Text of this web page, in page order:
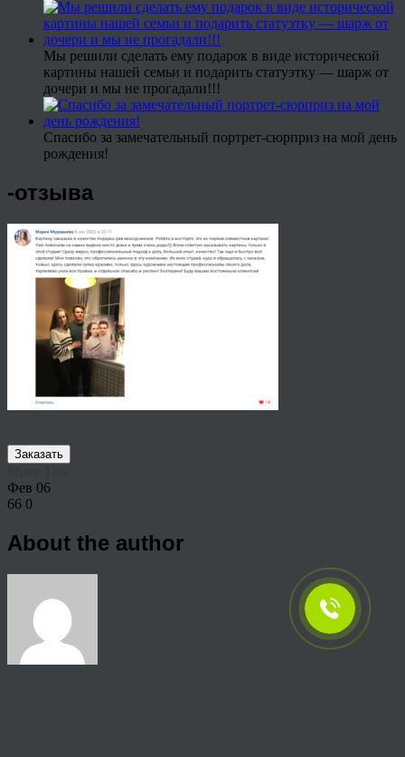
Мы решили сделать ему подарок в виде исторической
картины нашей семьи и подарить статуэтку — шарж от
дочери и мы не прогадали!!!
Спасибо за замечательный портрет-сюрприз на мой день
рождения!
-отзыва
Заказать
Фев 06
66 0
About the author